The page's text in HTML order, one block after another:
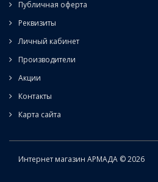
Публичная оферта
Реквизиты
Личный кабинет
Производители
Акции
Контакты
Карта сайта
Интернет магазин АРМАДА © 2026